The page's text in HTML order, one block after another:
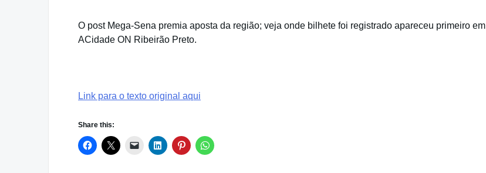
O post Mega-Sena premia aposta da região; veja onde bilhete foi registrado apareceu primeiro em
ACidade ON Ribeirão Preto.
Link para o texto original aqui
Share this: